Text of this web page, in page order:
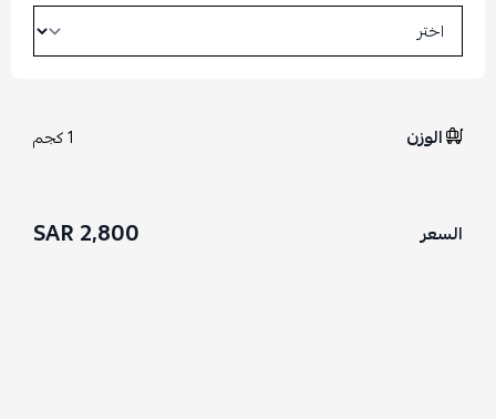
الوزن 1 كجم
السعر 2,800 SAR